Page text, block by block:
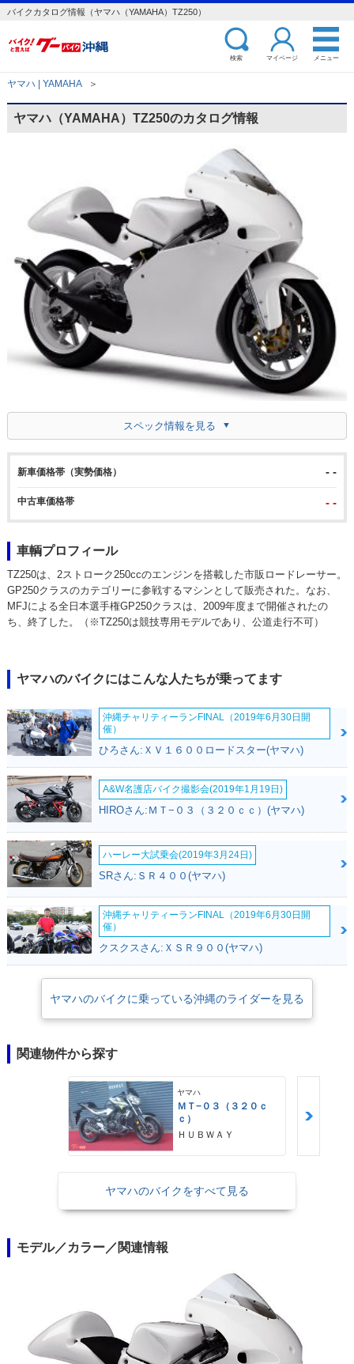
バイクカタログ情報（ヤマハ（YAMAHA）TZ250）
検索 マイページ メニュー
ヤマハ | YAMAHA ＞
ヤマハ（YAMAHA）TZ250のカタログ情報
スペック情報を見る
新車価格帯（実勢価格） - -
中古車価格帯 - -
車輌プロフィール
TZ250は、2ストローク250ccのエンジンを搭載した市販ロードレーサー。
GP250クラスのカテゴリーに参戦するマシンとして販売された。なお、
MFJによる全日本選手権GP250クラスは、2009年度まで開催されたの
ち、終了した。（※TZ250は競技専用モデルであり、公道走行不可）
ヤマハのバイクにはこんな人たちが乗ってます
沖縄チャリティーランFINAL（2019年6月30日開
催）
ひろさん:ＸＶ１６００ロードスター(ヤマハ)
A&W名護店バイク撮影会(2019年1月19日)
HIROさん:ＭＴ−０３（３２０ｃｃ）(ヤマハ)
ハーレー大試乗会(2019年3月24日)
SRさん:ＳＲ４００(ヤマハ)
沖縄チャリティーランFINAL（2019年6月30日開
催）
クスクスさん:ＸＳＲ９００(ヤマハ)
ヤマハのバイクに乗っている沖縄のライダーを見る
関連物件から探す
ヤマハ
ＭＴ−０３（３２０ｃ
ｃ）
ＨＵＢＷＡＹ
ヤマハのバイクをすべて見る
モデル／カラー／関連情報